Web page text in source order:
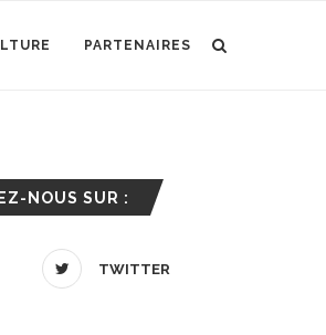
PARTENAIRES
NOUS SUR :
TWITTER